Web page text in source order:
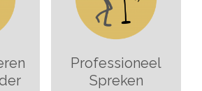
Professioneel
Spreken